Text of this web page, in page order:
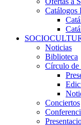
Catálogos
Noticias
Biblioteca
Círculo de
Conciertos